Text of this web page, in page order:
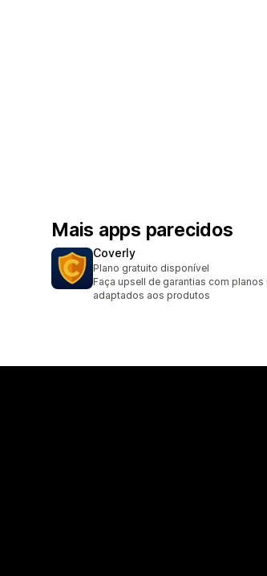
Mais apps parecidos
Coverly
Plano gratuito disponível
Faça upsell de garantias com planos
adaptados aos produtos